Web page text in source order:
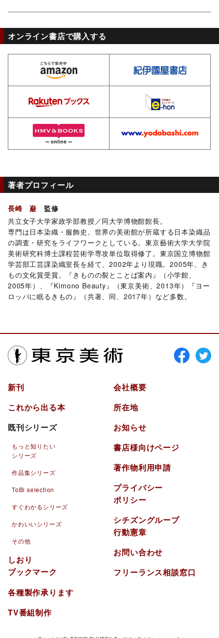
オンライン書店で購入する
著者プロフィール
長崎 巌 監修
共立女子大学家政学部教授／同大学博物館館長。
専門は日本染織・服飾史。世界の美術館が所蔵する日本染織品
の調査・研究をライフワークとしている。東京藝術大学大学院
美術研究科博士課程芸術学専攻単位取得修了。東京国立博物館
学芸部工芸課染織室長を経て、2002年より現職。2005年、き
もの文化賞受賞。『きものの裂とことば案内』（小学館、
2005年）、『Kimono Beauty』（東京美術、2013年）『ヨー
ロッパに眠るきもの』（共著、同、2017年）など多数。
新刊
これから出る本
既刊シリーズ
もっと知りたい
シリーズ
作品集シリーズ
ToBi selection
すぐわかるシリーズ
かわいいシリーズ
その他
しおり
ブックマーク
会社概要
所在地
お知らせ
書店様向けページ
著作物利用申請
プライバシー
ポリシー
シチズングループ
行動憲章
お問い合わせ
フリーランス相談窓口
各種製作承ります
TV番組制作